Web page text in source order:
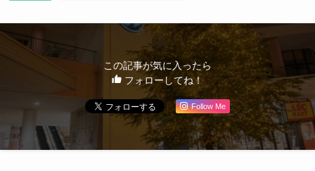
この記事が気に入ったら
フォローしてね！
Follow Me